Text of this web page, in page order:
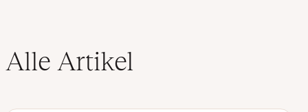
Alle Artikel